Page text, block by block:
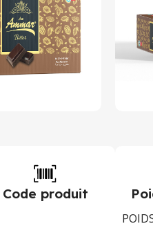
Code produit